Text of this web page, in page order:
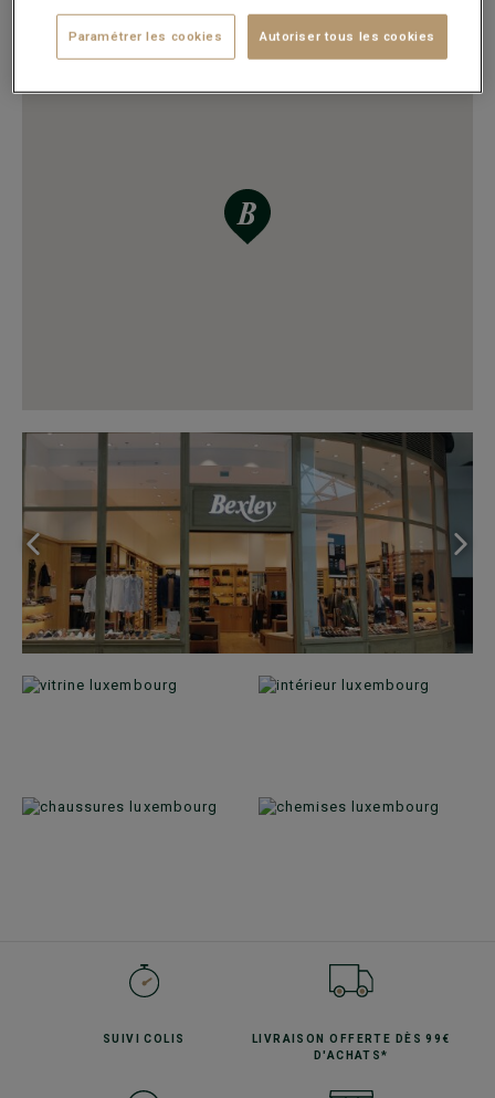
Chemises
Pantalons, bermudas
SUIVICOLIS LIVRAISON OFFERTE
DÈS 99€
D'ACHATS*
Paramétrer les cookies Autoriser tous les cookies